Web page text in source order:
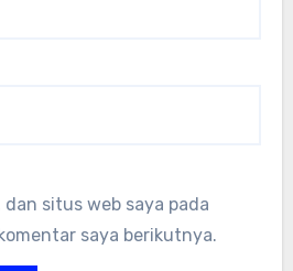
dan situs web saya pada
saya berikutnya.